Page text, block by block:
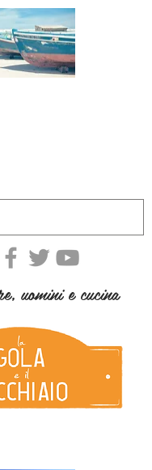
uomini e cucina